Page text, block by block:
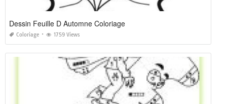
Dessin Feuille D Automne Coloriage
Coloriage 1759 Views